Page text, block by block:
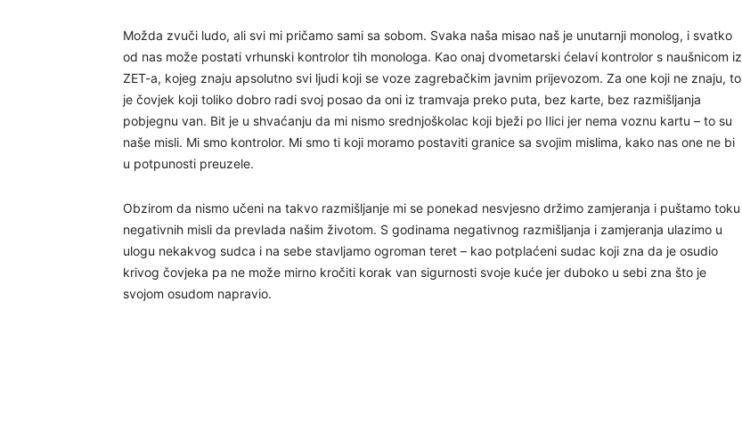
Možda zvuči ludo, ali svi mi pričamo sami sa sobom. Svaka naša misao naš je unutarnji monolog, i svatko
od nas može postati vrhunski kontrolor tih monologa. Kao onaj dvometarski ćelavi kontrolor s naušnicom iz
ZET-a, kojeg znaju apsolutno svi ljudi koji se voze zagrebačkim javnim prijevozom. Za one koji ne znaju, to
je čovjek koji toliko dobro radi svoj posao da oni iz tramvaja preko puta, bez karte, bez razmišljanja
pobjegnu van. Bit je u shvaćanju da mi nismo srednjoškolac koji bježi po Ilici jer nema voznu kartu – to su
naše misli. Mi smo kontrolor. Mi smo ti koji moramo postaviti granice sa svojim mislima, kako nas one ne bi
u potpunosti preuzele.
Obzirom da nismo učeni na takvo razmišljanje mi se ponekad nesvjesno držimo zamjeranja i puštamo toku
negativnih misli da prevlada našim životom. S godinama negativnog razmišljanja i zamjeranja ulazimo u
ulogu nekakvog sudca i na sebe stavljamo ogroman teret – kao potplaćeni sudac koji zna da je osudio
krivog čovjeka pa ne može mirno kročiti korak van sigurnosti svoje kuće jer duboko u sebi zna što je
svojom osudom napravio.